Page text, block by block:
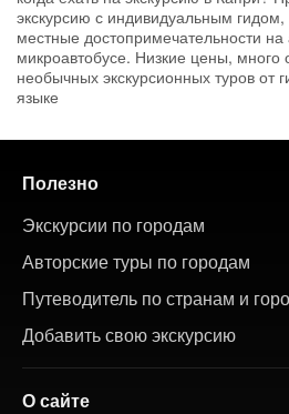
экскурсию с индивидуальным
местные достопримечательности
микроавтобусе. Низкие цены, много
необычных экскурсионных туров от
языке
Полезно
Экскурсии по городам
Авторские туры по городам
Путеводитель по странам и
Добавить свою экскурсию
О сайте